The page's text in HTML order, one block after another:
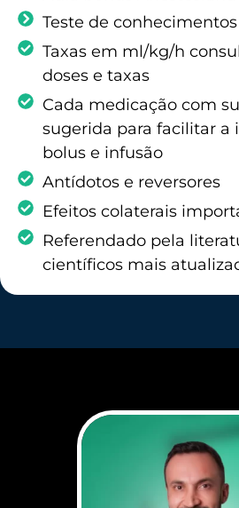
Teste de conhecimentos
Taxas em ml/kg/h
doses e taxas
Cada medicação com
sugerida para facilitar a
bolus e infusão
Antídotos e reversores
Efeitos colaterais
Referendado pela
científicos mais